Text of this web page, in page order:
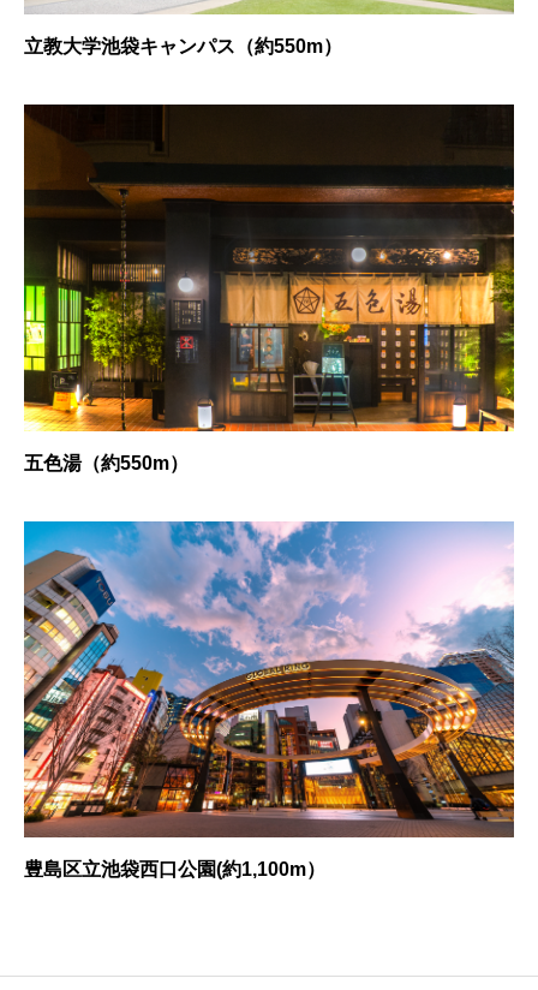
立教大学池袋キャンパス（約550m）
五色湯（約550m）
豊島区立池袋西口公園(約1,100m）